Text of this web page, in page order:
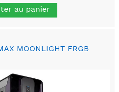
au panier
MOONLIGHT FRGB